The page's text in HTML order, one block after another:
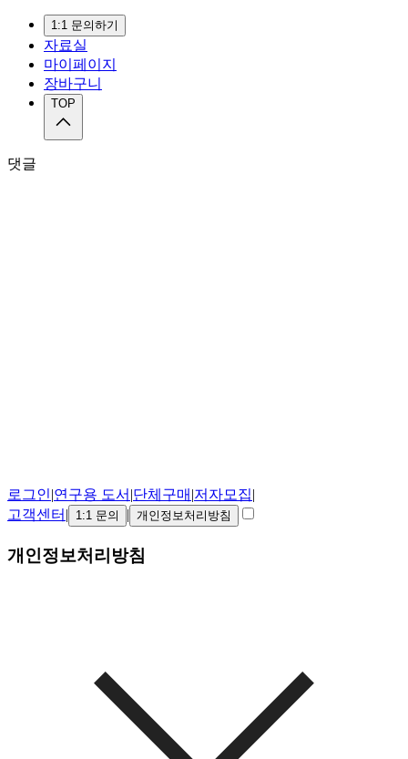
1:1 문의하기
자료실
마이페이지
장바구니
TOP
댓글
로그인|연구용 도서 |단체구매 |저자모집|
고객센터 | 1:1 문의 | 개인정보처리방침
개인정보처리방침